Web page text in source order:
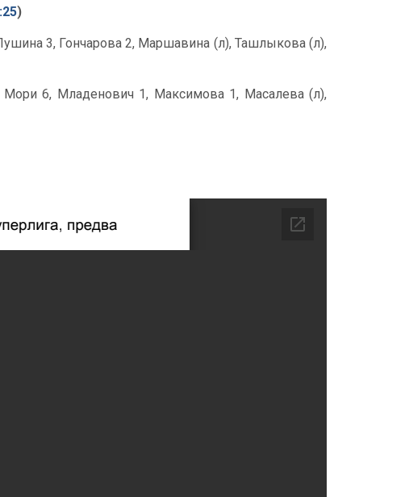
)
3, Гончарова 2, Маршавина (л), Ташлыкова (л),
6, Младенович 1, Максимова 1, Масалева (л),